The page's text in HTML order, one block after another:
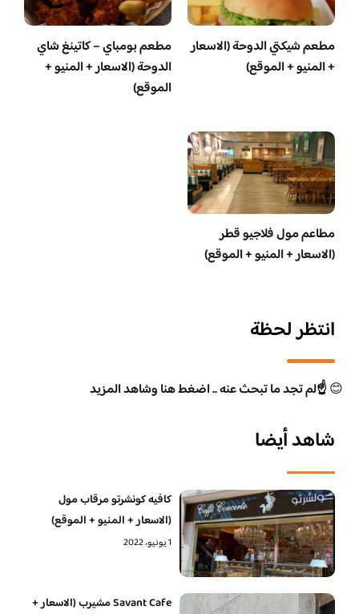
مطعم شيكتي الدوحة (الاسعار
+ المنيو + الموقع)
مطعم بومباي – كاتينغ شاي
الدوحة (الاسعار + المنيو +
الموقع)
مطاعم مول فلاجيو قطر
(الاسعار + المنيو + الموقع)
انتظر لحظة
😊☝️لم تجد ما تبحث عنه .. اضغط هنا وشاهد المزيد
شاهد أيضا
كافيه كونشرتو مرقاب مول
(الاسعار + المنيو + الموقع)
1 يونيو، 2022
Savant Cafe مشيرب (الاسعار +